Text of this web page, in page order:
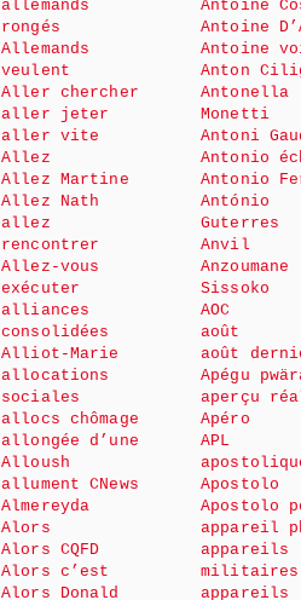
allemands
rongés
Allemands
veulent
Aller chercher
aller jeter
aller vite
Allez
Allez Martine
Allez Nath
allez
rencontrer
Allez-vous
exécuter
alliances
consolidées
Alliot-Marie
allocations
sociales
allocs chômage
allongée d’une
Alloush
allument CNews
Almereyda
Alors
Alors CQFD
Alors c’est
Alors Donald
Antoine
Antoine
Antoine
Anton
Antonella
Monetti
Antoni
Antonio
Antonio
António
Guterres
Anvil
Anzoumane
Sissoko
AOC
août
août
Apégu
aperçu
Apéro
APL
Apostolo
Apostolo
appareil
appareils
militaires
appareils